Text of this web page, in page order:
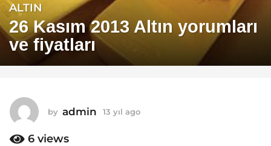
1
3
y
ı
l
o
1
3
ALTIN
26 Kasım 2013 Altın yorumları
ve fiyatları
by admin 13 yıl ago
6 views